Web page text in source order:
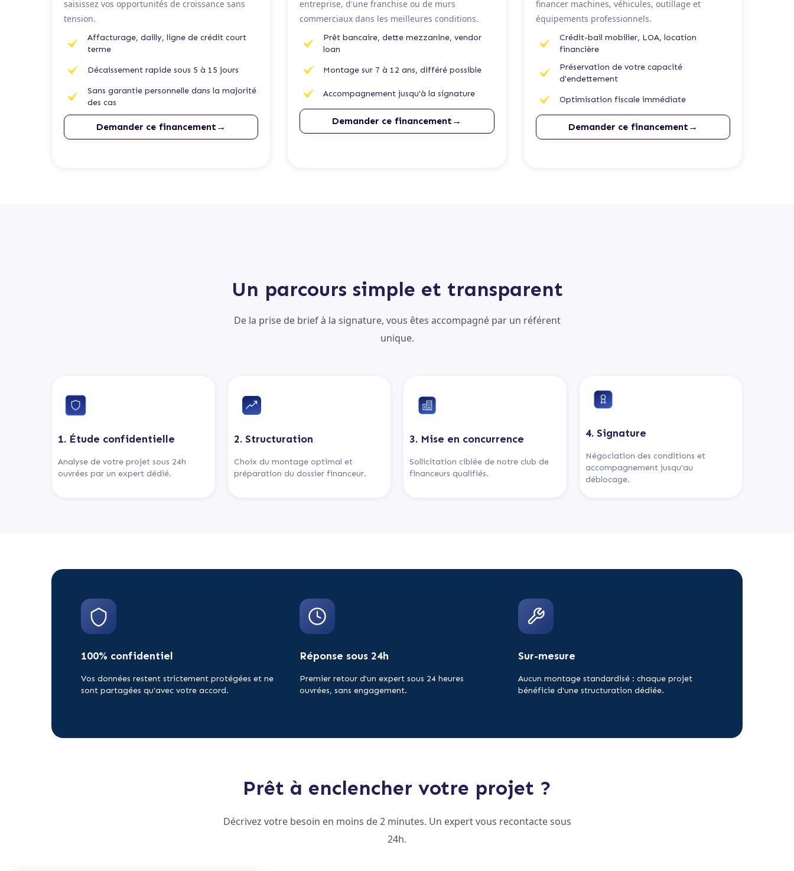
saisissez vos opportunités de croissance sans
tension.
Affacturage, dailly, ligne de crédit court
terme
Décaissement rapide sous 5 à 15 jours
Sans garantie personnelle dans la majorité
des cas
Demander ce financement→
entreprise, d'une franchise ou de murs
commerciaux dans les meilleures conditions.
Prêt bancaire, dette mezzanine, vendor
loan
Montage sur 7 à 12 ans, différé possible
Accompagnement jusqu'à la signature
Demander ce financement→
financer machines, véhicules, outillage et
équipements professionnels.
Crédit-bail mobilier, LOA, location
financière
Préservation de votre capacité
d'endettement
Optimisation fiscale immédiate
Demander ce financement→
Un parcours simple et transparent
De la prise de brief à la signature, vous êtes accompagné par un référent
unique.
1. Étude confidentielle
Analyse de votre projet sous 24h
ouvrées par un expert dédié.
2. Structuration
Choix du montage optimal et
préparation du dossier financeur.
3. Mise en concurrence
Sollicitation ciblée de notre club de
financeurs qualifiés.
4. Signature
Négociation des conditions et
accompagnement jusqu'au
déblocage.
100% confidentiel
Vos données restent strictement protégées et ne
sont partagées qu'avec votre accord.
Réponse sous 24h
Premier retour d'un expert sous 24 heures
ouvrées, sans engagement.
Sur-mesure
Aucun montage standardisé : chaque projet
bénéficie d'une structuration dédiée.
Prêt à enclencher votre projet ?
Décrivez votre besoin en moins de 2 minutes. Un expert vous recontacte sous
24h.